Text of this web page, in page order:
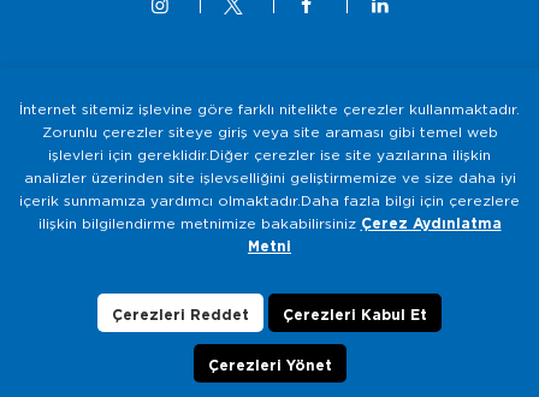
© 2M KABLO 2025 - Tüm Hakkı Saklıdır
Bilgi Toplumu Hizmetleri
Gizlilik ve Güvenlik Politikası
KVKK Aydınlatma Metni
Veri Sahibi Başvuru Formu
İnternet sitemiz işlevine göre farklı nitelikte çerezler kullanmaktadır.
Zorunlu çerezler siteye giriş veya site araması gibi temel web
işlevleri için gereklidir.Diğer çerezler ise site yazılarına ilişkin
analizler üzerinden site işlevselliğini geliştirmemize ve size daha iyi
içerik sunmamıza yardımcı olmaktadır.Daha fazla bilgi için çerezlere
ilişkin bilgilendirme metnimize bakabilirsiniz Çerez Aydınlatma
Metni
Çerezleri Reddet Çerezleri Kabul Et
Çerezleri Yönet